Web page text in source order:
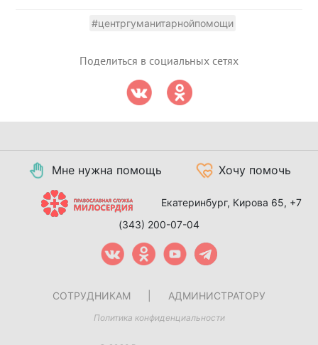
#центргуманитарнойпомощи
Поделиться в социальных сетях
Мне нужна помощь Хочу помочь
Екатеринбург, Кирова 65, +7
(343) 200-07-04
СОТРУДНИКАМ АДМИНИСТРАТОРУ
Политика конфиденциальности